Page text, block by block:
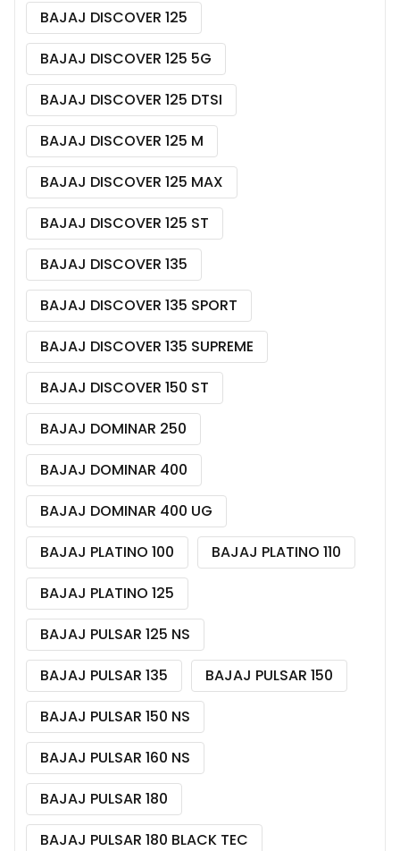
BAJAJ DISCOVER 125
BAJAJ DISCOVER 125 5G
BAJAJ DISCOVER 125 DTSI
BAJAJ DISCOVER 125 M
BAJAJ DISCOVER 125 MAX
BAJAJ DISCOVER 125 ST
BAJAJ DISCOVER 135
BAJAJ DISCOVER 135 SPORT
BAJAJ DISCOVER 135 SUPREME
BAJAJ DISCOVER 150 ST
BAJAJ DOMINAR 250
BAJAJ DOMINAR 400
BAJAJ DOMINAR 400 UG
BAJAJ PLATINO 100
BAJAJ PLATINO 110
BAJAJ PLATINO 125
BAJAJ PULSAR 125 NS
BAJAJ PULSAR 135
BAJAJ PULSAR 150
BAJAJ PULSAR 150 NS
BAJAJ PULSAR 160 NS
BAJAJ PULSAR 180
BAJAJ PULSAR 180 BLACK TEC